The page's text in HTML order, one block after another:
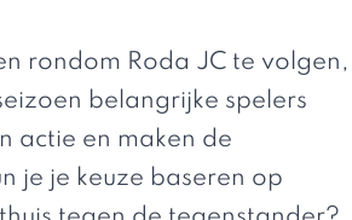
rondom Roda JC te volgen,
belangrijke spelers
actie en maken de
je je keuze baseren op